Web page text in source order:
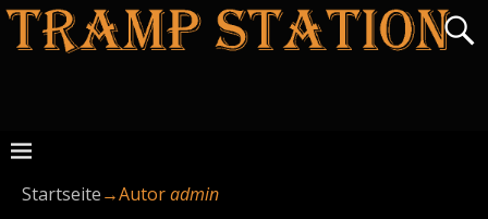
Startseite→Autoradmin